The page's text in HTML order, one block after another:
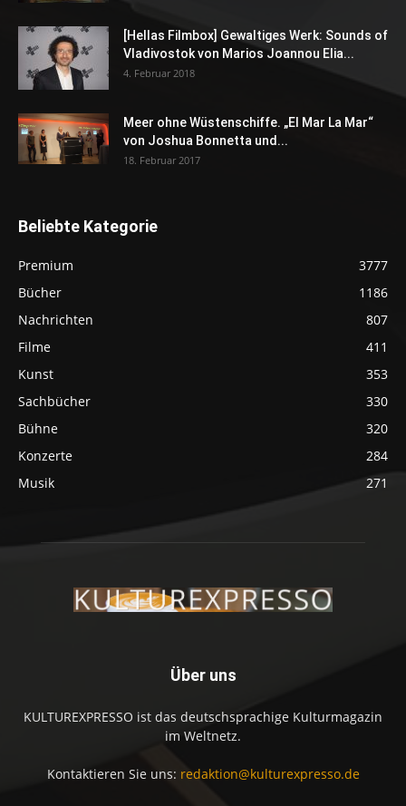
[Hellas Filmbox] Gewaltiges Werk: Sounds of
Vladivostok von Marios Joannou Elia...
4. Februar 2018
Meer ohne Wüstenschiffe. „El Mar La Mar“
von Joshua Bonnetta und...
18. Februar 2017
Beliebte Kategorie
Premium
3777
Bücher
1186
Nachrichten
807
Filme
411
Kunst
353
Sachbücher
330
Bühne
320
Konzerte
284
Musik
271
Über uns
KULTUREXPRESSO ist das deutschsprachige Kulturmagazin
im Weltnetz.
Kontaktieren Sie uns: redaktion@kulturexpresso.de